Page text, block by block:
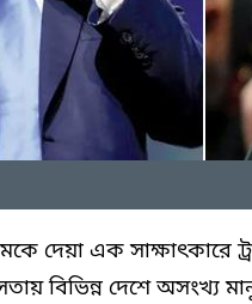
দেয়া এক সাক্ষাৎকারে
বিভিন্ন দেশে অসংখ্য